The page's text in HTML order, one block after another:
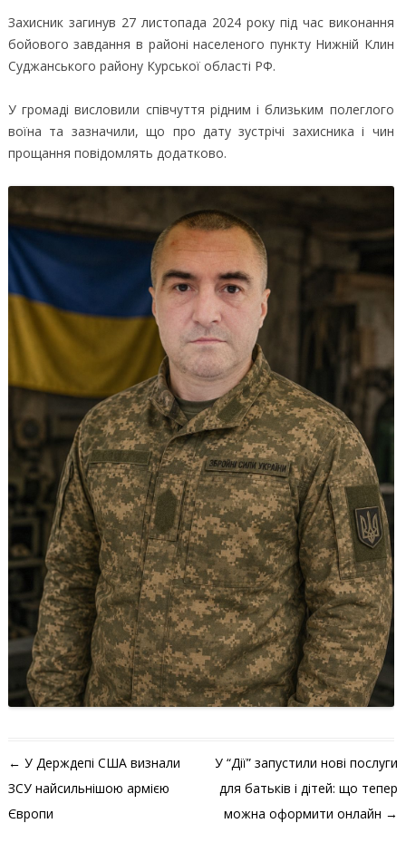
Захисник загинув 27 листопада 2024 року під час виконання
бойового завдання в районі населеного пункту Нижній Клин
Суджанського району Курської області РФ.
У громаді висловили співчуття рідним і близьким полеглого
воїна та зазначили, що про дату зустрічі захисника і чин
прощання повідомлять додатково.
Навігація по запису
← У Держдепі США визнали
ЗСУ найсильнішою армією
Європи
У “Дії” запустили нові послуги
для батьків і дітей: що тепер
можна оформити онлайн →